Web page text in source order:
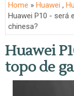
Home » Huawei ,
Huawei P10 - será
chinesa?
Huawei
topo de